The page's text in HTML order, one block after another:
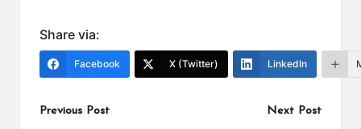
Share via:
Facebook X (Twitter) LinkedIn
Post
Previous Post Next Post